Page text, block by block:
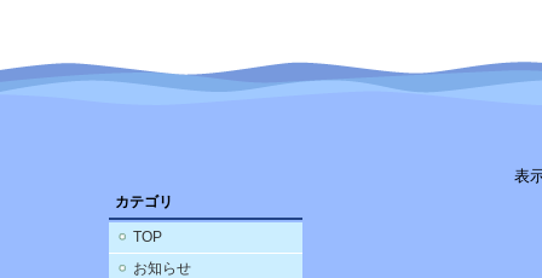
カテゴリ
TOP
お知らせ
表